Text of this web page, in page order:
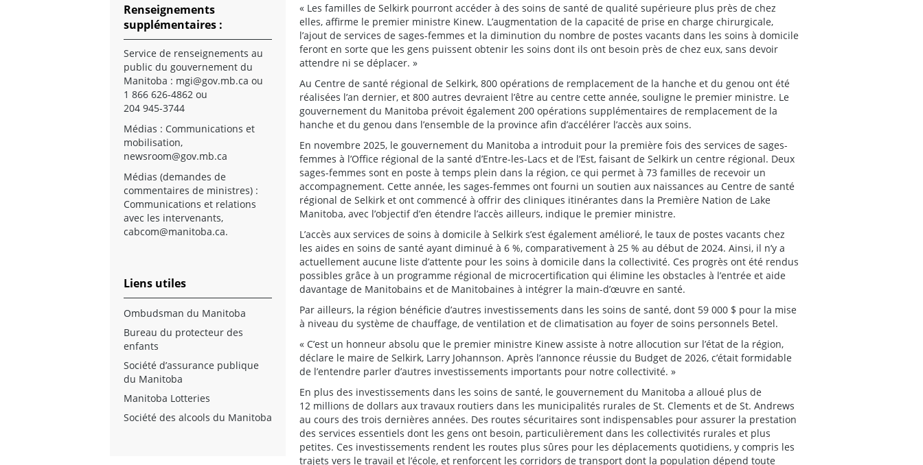
« Les familles de Selkirk pourront accéder à des soins de santé de qualité supérieure plus près de chez
elles, affirme le premier ministre Kinew. L’augmentation de la capacité de prise en charge chirurgicale,
l’ajout de services de sages-femmes et la diminution du nombre de postes vacants dans les soins à domicile
feront en sorte que les gens puissent obtenir les soins dont ils ont besoin près de chez eux, sans devoir
attendre ni se déplacer. »
Au Centre de santé régional de Selkirk, 800 opérations de remplacement de la hanche et du genou ont été
réalisées l’an dernier, et 800 autres devraient l’être au centre cette année, souligne le premier ministre. Le
gouvernement du Manitoba prévoit également 200 opérations supplémentaires de remplacement de la
hanche et du genou dans l’ensemble de la province afin d’accélérer l’accès aux soins.
En novembre 2025, le gouvernement du Manitoba a introduit pour la première fois des services de sages-
femmes à l’Office régional de la santé d’Entre-les-Lacs et de l’Est, faisant de Selkirk un centre régional. Deux
sages-femmes sont en poste à temps plein dans la région, ce qui permet à 73 familles de recevoir un
accompagnement. Cette année, les sages-femmes ont fourni un soutien aux naissances au Centre de santé
régional de Selkirk et ont commencé à offrir des cliniques itinérantes dans la Première Nation de Lake
Manitoba, avec l’objectif d’en étendre l’accès ailleurs, indique le premier ministre.
L’accès aux services de soins à domicile à Selkirk s’est également amélioré, le taux de postes vacants chez
les aides en soins de santé ayant diminué à 6 %, comparativement à 25 % au début de 2024. Ainsi, il n’y a
actuellement aucune liste d’attente pour les soins à domicile dans la collectivité. Ces progrès ont été rendus
possibles grâce à un programme régional de microcertification qui élimine les obstacles à l’entrée et aide
davantage de Manitobains et de Manitobaines à intégrer la main-d’œuvre en santé.
Par ailleurs, la région bénéficie d’autres investissements dans les soins de santé, dont 59 000 $ pour la mise
à niveau du système de chauffage, de ventilation et de climatisation au foyer de soins personnels Betel.
« C’est un honneur absolu que le premier ministre Kinew assiste à notre allocution sur l’état de la région,
déclare le maire de Selkirk, Larry Johannson. Après l’annonce réussie du Budget de 2026, c’était formidable
de l’entendre parler d’autres investissements importants pour notre collectivité. »
En plus des investissements dans les soins de santé, le gouvernement du Manitoba a alloué plus de
12 millions de dollars aux travaux routiers dans les municipalités rurales de St. Clements et de St. Andrews
au cours des trois dernières années. Des routes sécuritaires sont indispensables pour assurer la prestation
des services essentiels dont les gens ont besoin, particulièrement dans les collectivités rurales et plus
petites. Ces investissements rendent les routes plus sûres pour les déplacements quotidiens, y compris les
trajets vers le travail et l’école, et renforcent les corridors de transport dont la population dépend toute
Renseignements
supplémentaires :
Service de renseignements au
public du gouvernement du
Manitoba : mgi@gov.mb.ca ou
1 866 626-4862 ou
204 945-3744
Médias : Communications et
mobilisation,
newsroom@gov.mb.ca
Médias (demandes de
commentaires de ministres) :
Communications et relations
avec les intervenants,
cabcom@manitoba.ca.
Liens utiles
Ombudsman du Manitoba
Bureau du protecteur des
enfants
Société d’assurance publique
du Manitoba
Manitoba Lotteries
Société des alcools du Manitoba